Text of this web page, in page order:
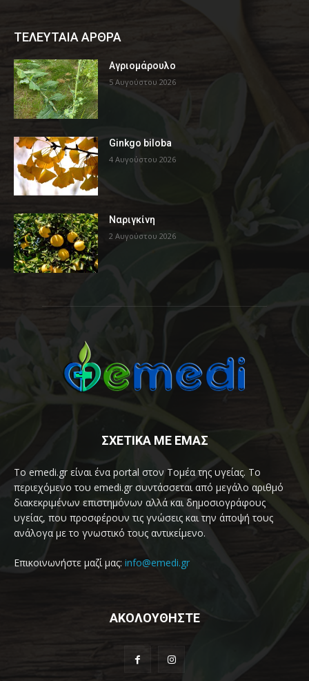
ΤΕΛΕΥΤΑΙΑ ΑΡΘΡΑ
Αγριομάρουλο
5 Αυγούστου 2026
Ginkgo biloba
4 Αυγούστου 2026
Ναριγκίνη
2 Αυγούστου 2026
ΣΧΕΤΙΚΑ ΜΕ ΕΜΑΣ
Το emedi.gr είναι ένα portal στον Τομέα της υγείας. Το
περιεχόμενο του emedi.gr συντάσσεται από μεγάλο αριθμό
διακεκριμένων επιστημόνων αλλά και δημοσιογράφους
υγείας, που προσφέρουν τις γνώσεις και την άποψή τους
ανάλογα με το γνωστικό τους αντικείμενο.
Επικοινωνήστε μαζί μας: info@emedi.gr
ΑΚΟΛΟΥΘΗΣΤΕ